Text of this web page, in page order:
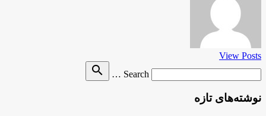
View Posts
Search …
search
نوشته‌های تازه